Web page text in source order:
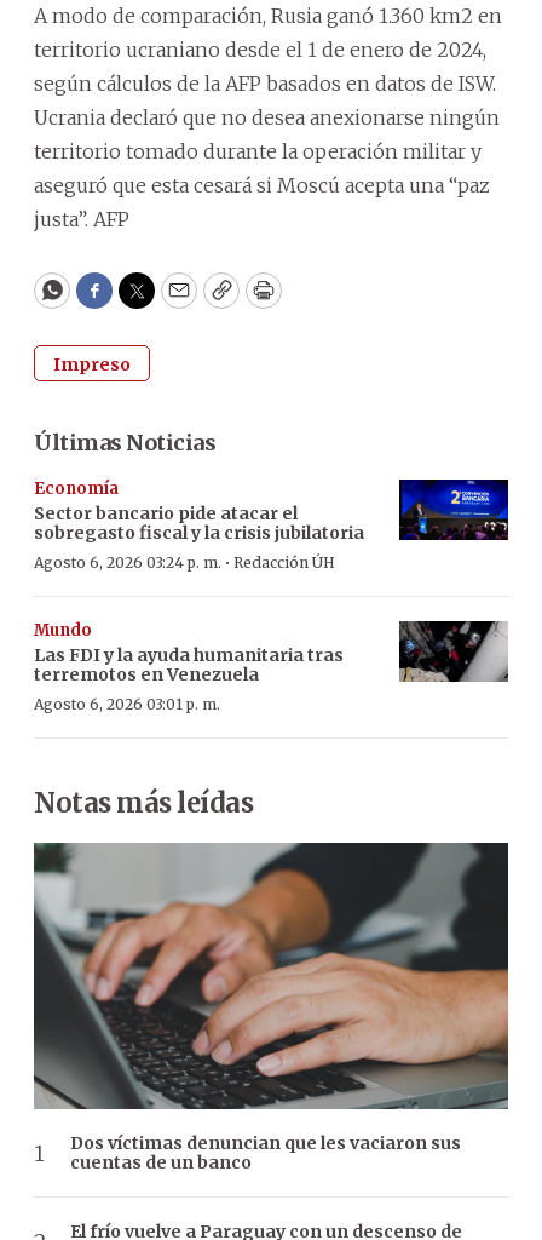
A modo de comparación, Rusia ganó 1.360 km2 en
territorio ucraniano desde el 1 de enero de 2024,
según cálculos de la AFP basados en datos de ISW.
Ucrania declaró que no desea anexionarse ningún
territorio tomado durante la operación militar y
aseguró que esta cesará si Moscú acepta una “paz
justa”. AFP
WhatsApp
Facebook
Twitter
EmailCopyPrint
Impreso
Últimas Noticias
Economía
Sector bancario pide atacar el
sobregasto fiscal y la crisis jubilatoria
Agosto 6, 2026 03:24 p. m. · Redacción ÚH
Mundo
Las FDI y la ayuda humanitaria tras
terremotos en Venezuela
Agosto 6, 2026 03:01 p. m.
Notas más leídas
Dos víctimas denuncian que les vaciaron sus
cuentas de un banco
El frío vuelve a Paraguay con un descenso de